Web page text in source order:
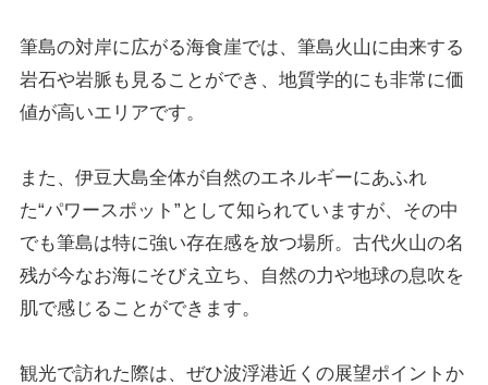
筆島の対岸に広がる海食崖では、筆島火山に由来する
岩石や岩脈も見ることができ、地質学的にも非常に価
値が高いエリアです。
また、伊豆大島全体が自然のエネルギーにあふれ
た“パワースポット”として知られていますが、その中
でも筆島は特に強い存在感を放つ場所。古代火山の名
残が今なお海にそびえ立ち、自然の力や地球の息吹を
肌で感じることができます。
観光で訪れた際は、ぜひ波浮港近くの展望ポイントか